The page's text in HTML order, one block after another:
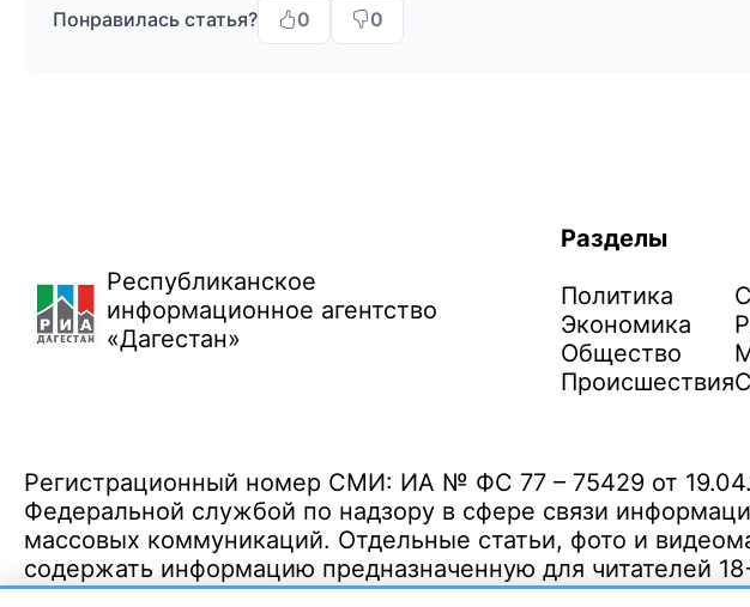
Понравилась статья? 0 0
Республиканское
информационное агентство
«Дагестан»
Разделы
Политика
Экономика
Общество
Происшествия
Регистрационный номер СМИ: ИА № ФС 77 – 75429 от
Федеральной службой по надзору в сфере связи
массовых коммуникаций. Отдельные статьи, фото и
содержать информацию предназначенную для читателей